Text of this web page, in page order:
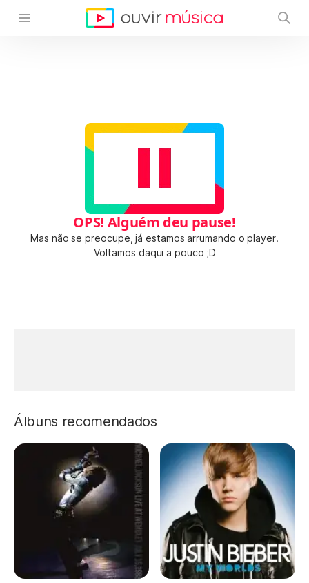
OPS! Alguém deu pause!
Mas não se preocupe, já estamos arrumando o player.
Voltamos daqui a pouco ;D
Álbuns recomendados